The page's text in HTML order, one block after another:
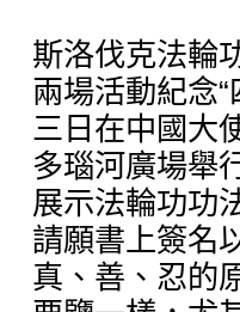
斯洛伐克法輪
兩場活動紀念
三日在中國大
多瑙河廣場舉
展示法輪功功
請願書上簽名
真、善、忍的